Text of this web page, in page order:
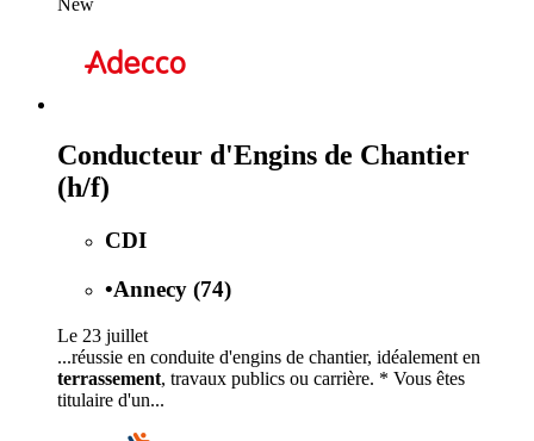
New
Conducteur d'Engins de Chantier
(h/f)
CDI
•Annecy (74)
Le 23 juillet
...réussie en conduite d'engins de chantier, idéalement en
terrassement, travaux publics ou carrière. * Vous êtes
titulaire d'un...